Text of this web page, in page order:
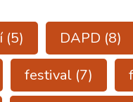
(5) DAPD (8)
festival(7)